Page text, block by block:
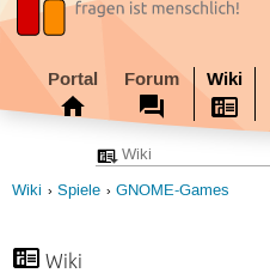
Portal Forum Wiki
Wiki Spiele GNOME-Games
Wiki